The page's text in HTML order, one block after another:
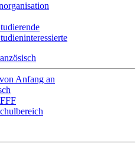
Anfang an